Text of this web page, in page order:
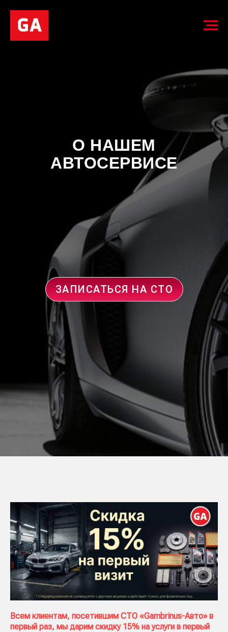
О НАШЕМ
АВТОСЕРВИСЕ
ЗАПИСАТЬСЯ НА СТО
Всем клиентам, посетившим СТО «Gambrinus-Авто» в
первый раз, мы дарим скидку 15% на услуги в первый